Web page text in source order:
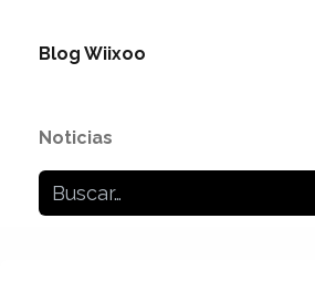
Blog Wiixoo
Noticias